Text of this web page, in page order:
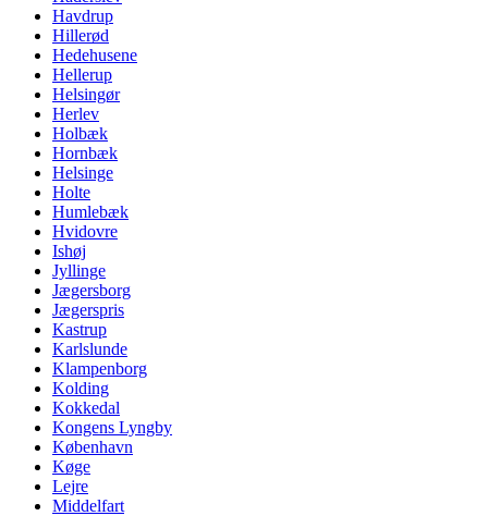
Havdrup
Hillerød
Hedehusene
Hellerup
Helsingør
Herlev
Holbæk
Hornbæk
Helsinge
Holte
Humlebæk
Hvidovre
Ishøj
Jyllinge
Jægersborg
Jægerspris
Kastrup
Karlslunde
Klampenborg
Kolding
Kokkedal
Kongens Lyngby
København
Køge
Lejre
Middelfart